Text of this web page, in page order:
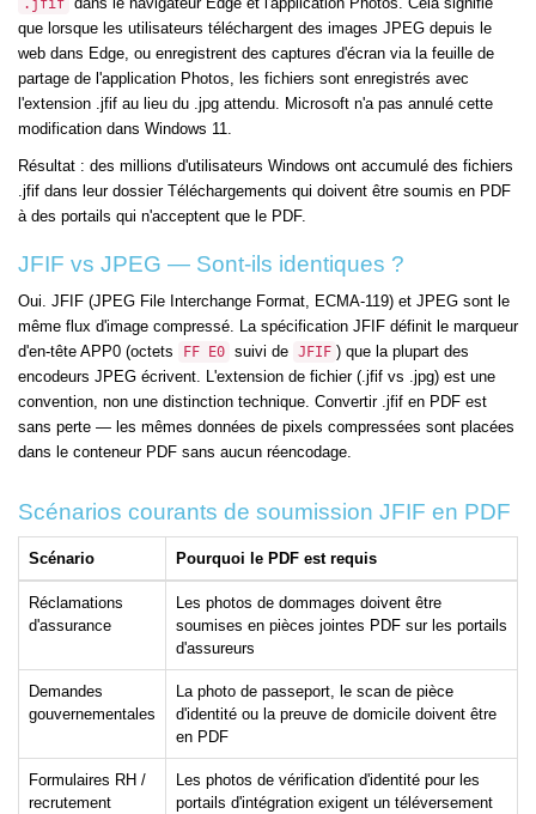
.jfif
que lorsque les utilisateurs téléchargent des images JPEG depuis le
web dans Edge, ou enregistrent des captures d'écran via la feuille de
partage de l'application Photos, les fichiers sont enregistrés avec
l'extension .jfif au lieu du .jpg attendu. Microsoft n'a pas annulé cette
modification dans Windows 11.
Résultat : des millions d'utilisateurs Windows ont accumulé des fichiers
.jfif dans leur dossier Téléchargements qui doivent être soumis en PDF
à des portails qui n'acceptent que le PDF.
JFIF vs JPEG — Sont-ils identiques ?
Oui. JFIF (JPEG File Interchange Format, ECMA-119) et JPEG sont le
même flux d'image compressé. La spécification JFIF définit le marqueur
d'en-tête APP0 (octets
FF E0 suivi de JFIF ) que la plupart des
encodeurs JPEG écrivent. L'extension de fichier (.jfif vs .jpg) est une
convention, non une distinction technique. Convertir .jfif en PDF est
sans perte — les mêmes données de pixels compressées sont placées
dans le conteneur PDF sans aucun réencodage.
Scénarios courants de soumission JFIF en PDF
Scénario Pourquoi le PDF est requis
Réclamations
d'assurance
Les photos de dommages doivent être
soumises en pièces jointes PDF sur les portails
d'assureurs
Demandes
gouvernementales
La photo de passeport, le scan de pièce
d'identité ou la preuve de domicile doivent être
en PDF
Formulaires RH /
recrutement
Les photos de vérification d'identité pour les
portails d'intégration exigent un téléversement